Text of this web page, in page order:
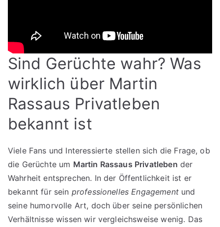
Sind Gerüchte wahr? Was
wirklich über Martin
Rassaus Privatleben
bekannt ist
Viele Fans und Interessierte stellen sich die Frage, ob
die Gerüchte um Martin Rassaus Privatleben der
Wahrheit entsprechen. In der Öffentlichkeit ist er
bekannt für sein professionelles Engagementund
seine humorvolle Art, doch über seine persönlichen
Verhältnisse wissen wir vergleichsweise wenig. Das